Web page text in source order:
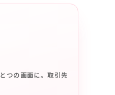
つの画面に。取引先